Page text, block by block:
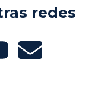
redes